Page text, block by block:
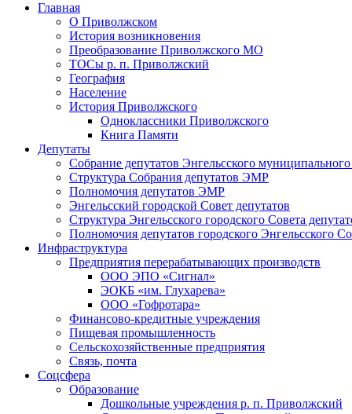
Главная
О Приволжском
История возникновения
Преобразование Приволжского МО
ТОСы р. п. Приволжский
География
Население
История Приволжского
Одноклассники Приволжского
Книга Памяти
Депутаты
Собрание депутатов Энгельсского
Структура Собрания депутатов ЭМР
Полномочия депутатов ЭМР
Энгельсский городской Совет депутатов
Структура Энгельсского городского Совета
Полномочия депутатов городского Энгельсского
Инфраструктура
Предприятия перерабатывающих производств
ООО ЭПО «Сигнал»
ЭОКБ «им. Глухарева»
ООО «Гофротара»
Финансово-кредитные учреждения
Пищевая промышленность
Сельскохозяйственные предприятия
Связь, почта
Соцсфера
Образование
Дошкольные учреждения р. п. Приволжский